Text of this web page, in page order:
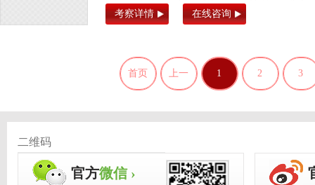
考察详情 在线咨询
首页 上一 1 2 3
二维码
官方微信 ›